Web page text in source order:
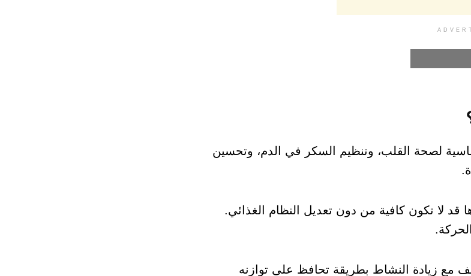
لصحة القلب، وتنظيم السكر في الدم، وتحسين
قد لا تكون كافية من دون تعديل النظام الغذائي.
مع زيادة النشاط بطريقة تحافظ على توازنه